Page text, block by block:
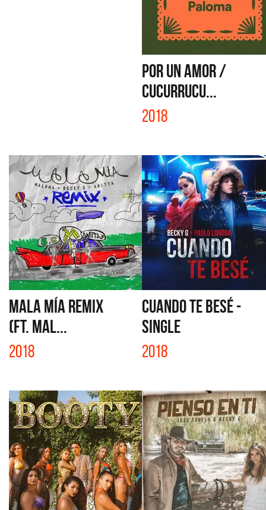
POR UN AMOR /
CUCURRUCU...
2018
MALA MÍA REMIX
(FT. MAL...
2018
CUANDO TE BESÉ -
SINGLE
2018